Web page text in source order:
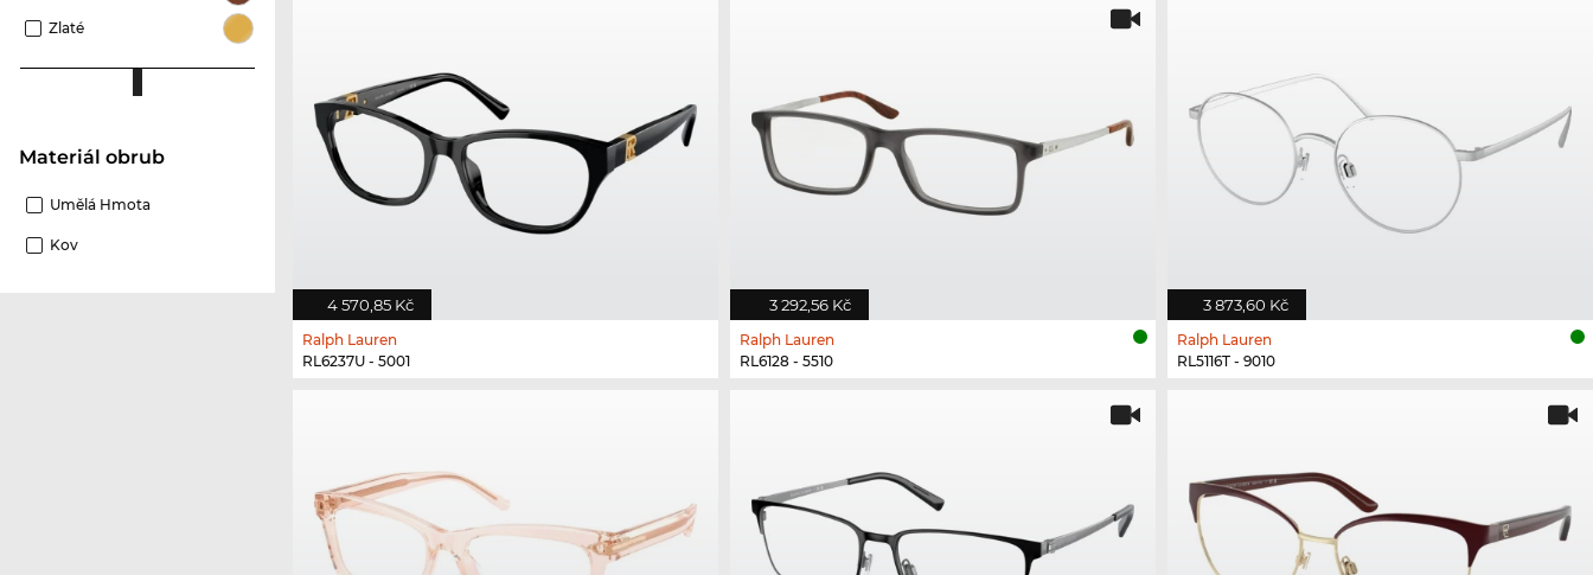
Zlaté
Materiál obrub
Umělá Hmota
Kov
4 570,85 Kč
Ralph Lauren
RL6237U - 5001
3 292,56 Kč
Ralph Lauren
RL6128 - 5510
3 873,60 Kč
Ralph Lauren
RL5116T - 9010